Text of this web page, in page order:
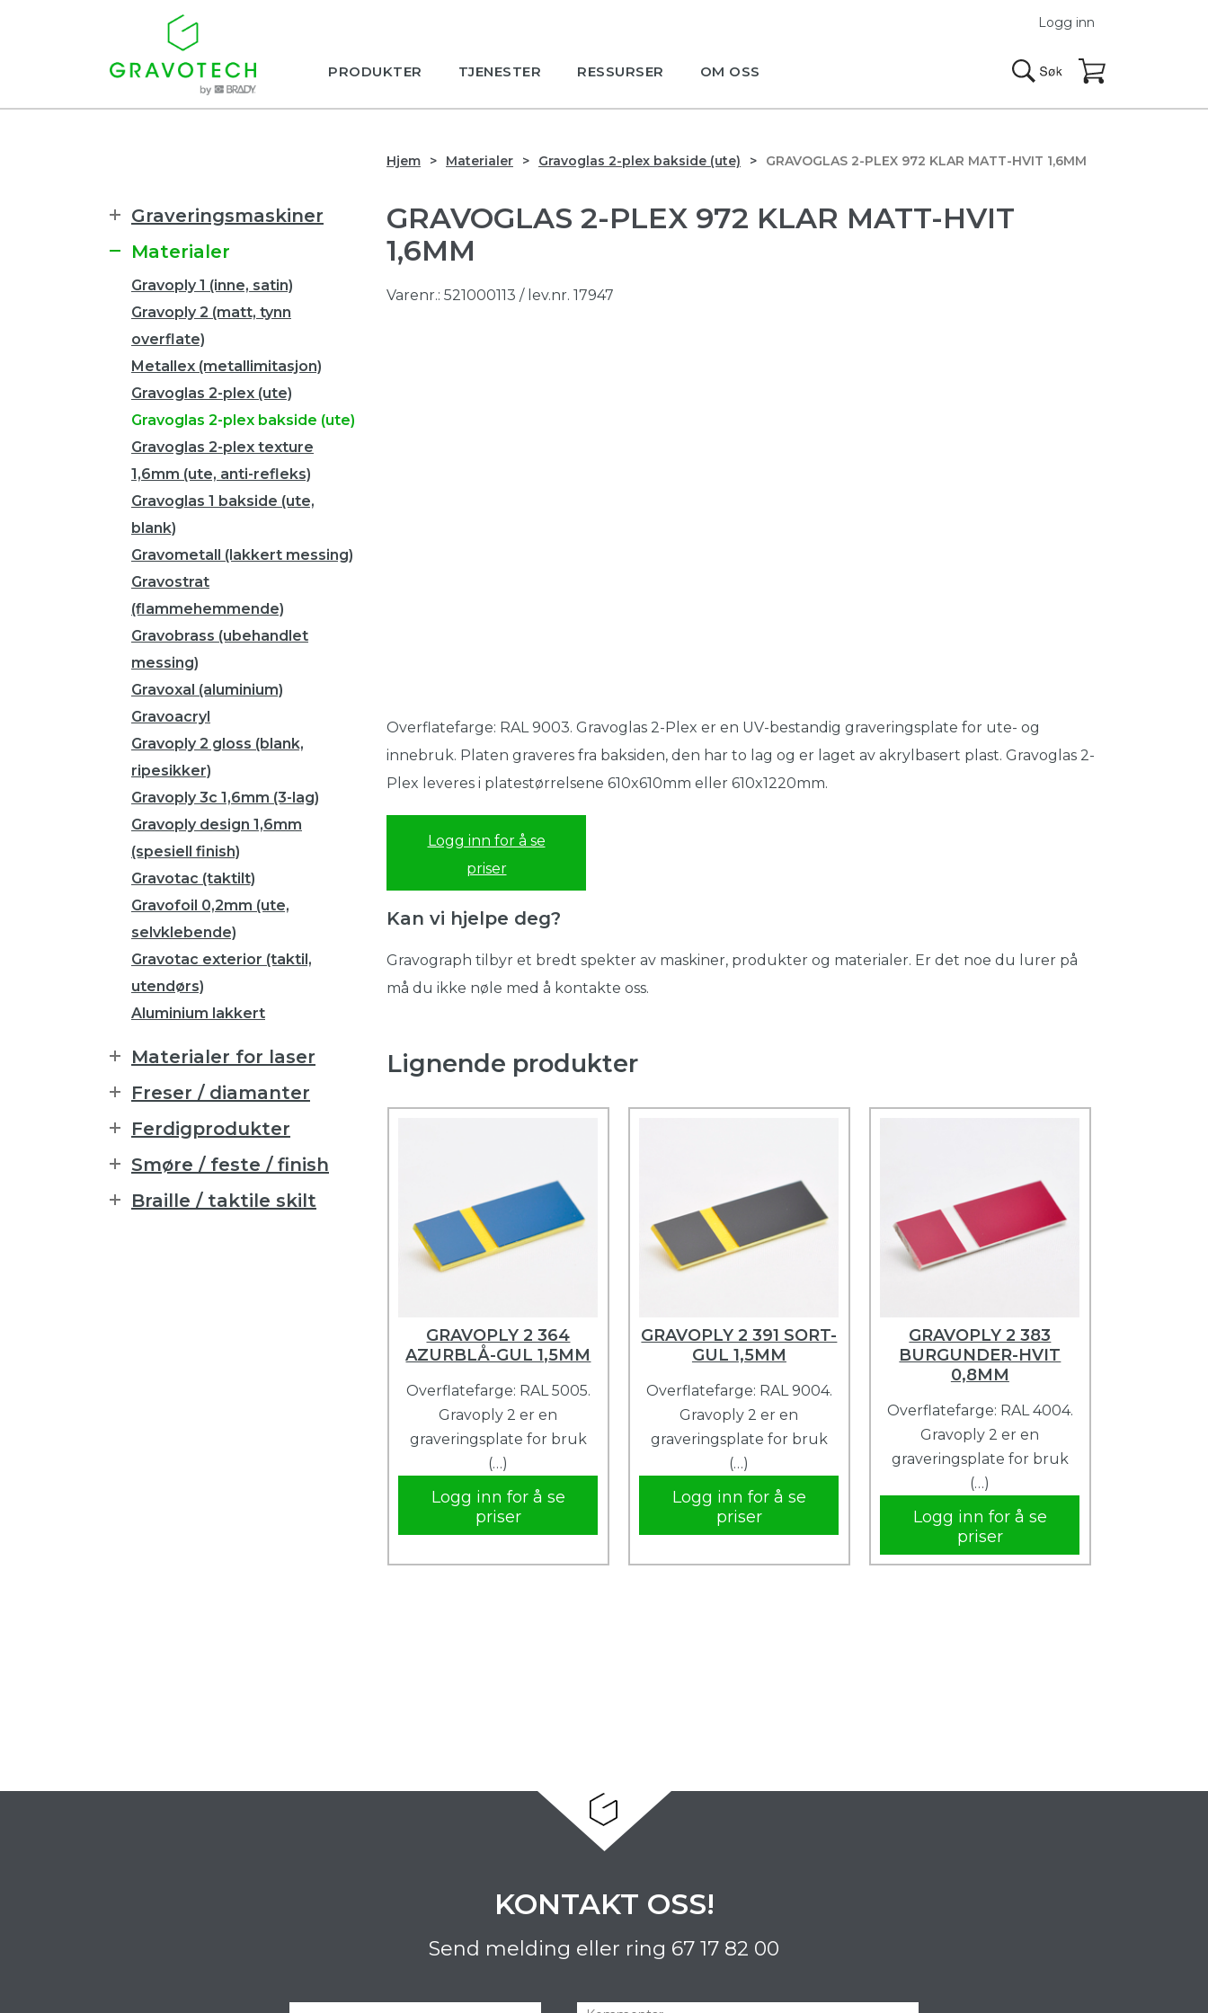
PRODUKTER TJENESTER RESSURSER OM OSS
Logg inn
Hjem Materialer Gravoglas 2-plex bakside (ute) GRAVOGLAS 2-PLEX 972 KLAR MATT-HVIT 1,6MM
GRAVOGLAS 2-PLEX 972 KLAR MATT-HVIT
1,6MM
Varenr.: 521000113 / lev.nr. 17947
Overflatefarge: RAL 9003. Gravoglas 2-Plex er en UV-bestandig graveringsplate for ute- og
innebruk. Platen graveres fra baksiden, den har to lag og er laget av akrylbasert plast. Gravoglas 2-
Plex leveres i platestørrelsene 610x610mm eller 610x1220mm.
Logg inn for å se
priser
Kan vi hjelpe deg?
Gravograph tilbyr et bredt spekter av maskiner, produkter og materialer. Er det noe du lurer på
må du ikke nøle med å kontakte oss.
Lignende produkter
GRAVOPLY 2 364
AZURBLÅ-GUL 1,5MM
Overflatefarge: RAL 5005.
Gravoply 2 er en
graveringsplate for bruk
(…)
Logg inn for å se
priser
GRAVOPLY 2 391 SORT-
GUL 1,5MM
Overflatefarge: RAL 9004.
Gravoply 2 er en
graveringsplate for bruk
(…)
Logg inn for å se
priser
GRAVOPLY 2 383
BURGUNDER-HVIT
0,8MM
Overflatefarge: RAL 4004.
Gravoply 2 er en
graveringsplate for bruk
(…)
Logg inn for å se
priser
Graveringsmaskiner
Materialer
Gravoply 1 (inne, satin)
Gravoply 2 (matt, tynn
overflate)
Metallex (metallimitasjon)
Gravoglas 2-plex (ute)
Gravoglas 2-plex bakside (ute)
Gravoglas 2-plex texture
1,6mm (ute, anti-refleks)
Gravoglas 1 bakside (ute,
blank)
Gravometall (lakkert messing)
Gravostrat
(flammehemmende)
Gravobrass (ubehandlet
messing)
Gravoxal (aluminium)
Gravoacryl
Gravoply 2 gloss (blank,
ripesikker)
Gravoply 3c 1,6mm (3-lag)
Gravoply design 1,6mm
(spesiell finish)
Gravotac (taktilt)
Gravofoil 0,2mm (ute,
selvklebende)
Gravotac exterior (taktil,
utendørs)
Aluminium lakkert
Materialer for laser
Freser / diamanter
Ferdigprodukter
Smøre / feste / finish
Braille / taktile skilt
KONTAKT OSS!
Send melding eller ring 67 17 82 00